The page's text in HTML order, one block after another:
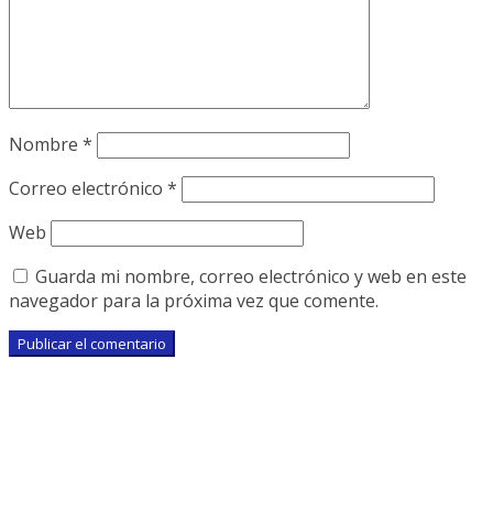
Nombre *
Correo electrónico *
Web
Guarda mi nombre, correo electrónico y web en este
navegador para la próxima vez que comente.